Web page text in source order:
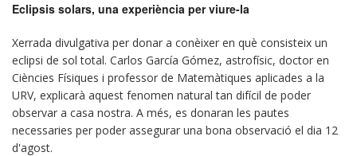
Eclipsis solars, una experiència per viure-la
Xerrada divulgativa per donar a conèixer en què consisteix un
eclipsi de sol total. Carlos García Gómez, astrofísic, doctor en
Ciències Físiques i professor de Matemàtiques aplicades a la
URV, explicarà aquest fenomen natural tan difícil de poder
observar a casa nostra. A més, es donaran les pautes
necessaries per poder assegurar una bona observació el dia 12
d'agost.